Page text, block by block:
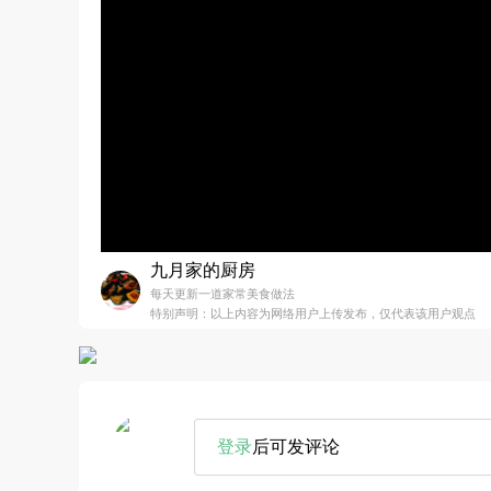
九月家的厨房
每天更新一道家常美食做法
特别声明：以上内容为网络用户上传发布，仅代表该用户观点
登录后可发评论